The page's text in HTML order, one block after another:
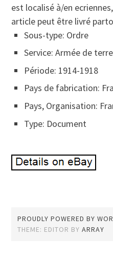
est localisé à/en
article peut être livré
Sous-type: Ordre
Service: Armée de terre
Période: 1914-1918
Pays de fabrication:
Pays, Organisation:
Type: Document
PROUDLY POWERED BY
THEME: EDITOR BYARRAY